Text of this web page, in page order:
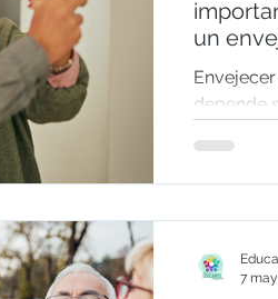
un
depende
vida.
durante
7 may